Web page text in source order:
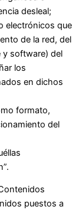
desleal;
electrónicos que
de la red, del
y software) del
los
en dichos
formato,
del
puestos a